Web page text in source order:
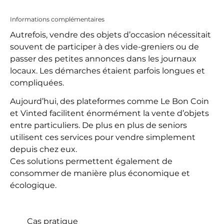
Informations complémentaires
Autrefois, vendre des objets d’occasion nécessitait
souvent de participer à des vide-greniers ou de
passer des petites annonces dans les journaux
locaux. Les démarches étaient parfois longues et
compliquées.
Aujourd’hui, des plateformes comme Le Bon Coin
et Vinted facilitent énormément la vente d’objets
entre particuliers. De plus en plus de seniors
utilisent ces services pour vendre simplement
depuis chez eux.
Ces solutions permettent également de
consommer de manière plus économique et
écologique.
Cas pratique